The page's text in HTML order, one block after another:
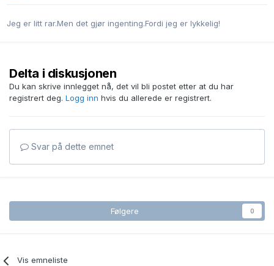
Jeg er litt rar.Men det gjør ingenting.Fordi jeg er lykkelig!
Delta i diskusjonen
Du kan skrive innlegget nå, det vil bli postet etter at du har
registrert deg. Logg inn hvis du allerede er registrert.
Svar på dette emnet
Følgere 0
Vis emneliste